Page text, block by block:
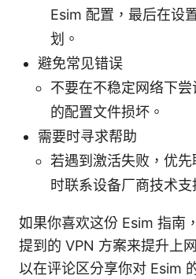
Esim 配置，最后在设
划。
避免常见错误
不要在不稳定网络下
的配置文件损坏。
需要时寻求帮助
若遇到激活失败，优
时联系设备厂商技术支
如果你喜欢这份 Esim 指南
提到的 VPN 方案来提升上
以在评论区分享你对 Esim